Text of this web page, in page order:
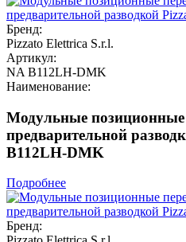
Бренд:
Pizzato Elettrica S.r.l.
Артикул:
NA B112LH-DMK
Наименование:
Модульные позиционные
предварительной
B112LH-DMK
Подробнее
Бренд: